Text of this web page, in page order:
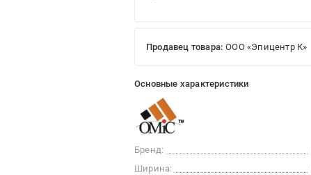
Продавец товара: ООО «Эпицентр К»
Основные характеристики
Бренд:
Ширина: